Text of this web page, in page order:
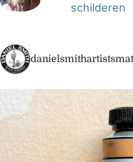
schilderen